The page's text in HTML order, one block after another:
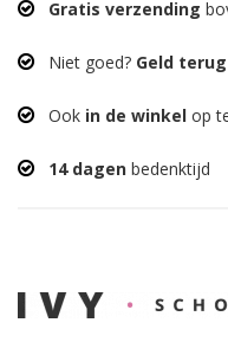
Gratis verzending
Niet goed? Geld terug
Ook in de winkel op
14 dagen bedenktijd